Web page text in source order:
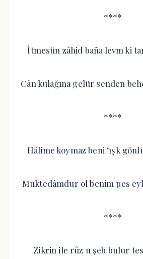
****
İtmesün zâhid baña levm ki
Cân kulağına gelür senden
****
Hâlime koymaz beni ‘ışk
Muktedâmdur ol benim pes
****
Zikrin ile rûz u şeb bulur